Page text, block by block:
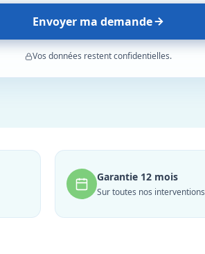
Envoyer ma demande
Vos données restent confidentielles.
Garantie 12 mois
Sur toutes nos interventions